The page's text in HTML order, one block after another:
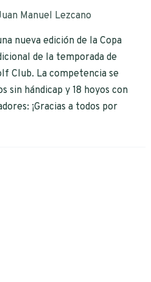
Manuel Lezcano
nueva edición de la Copa
de la temporada de
Club. La competencia se
sin hándicap y 18 hoyos con
¡Gracias a todos por